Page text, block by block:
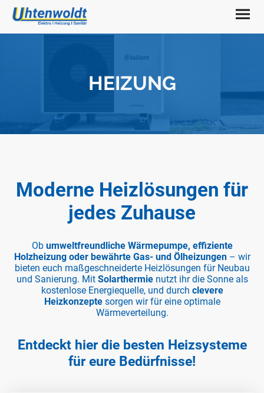
HEIZUNG
Moderne Heizlösungen für
jedes Zuhause
Ob umweltfreundliche Wärmepumpe, effiziente
Holzheizung oder bewährte Gas- und Ölheizungen– wir
bieten euch maßgeschneiderte Heizlösungen für Neubau
und Sanierung. Mit Solarthermienutzt ihr die Sonne als
kostenlose Energiequelle, und durch clevere
Heizkonzeptesorgen wir für eine optimale
Wärmeverteilung.
Entdeckt hier die besten Heizsysteme
für eure Bedürfnisse!